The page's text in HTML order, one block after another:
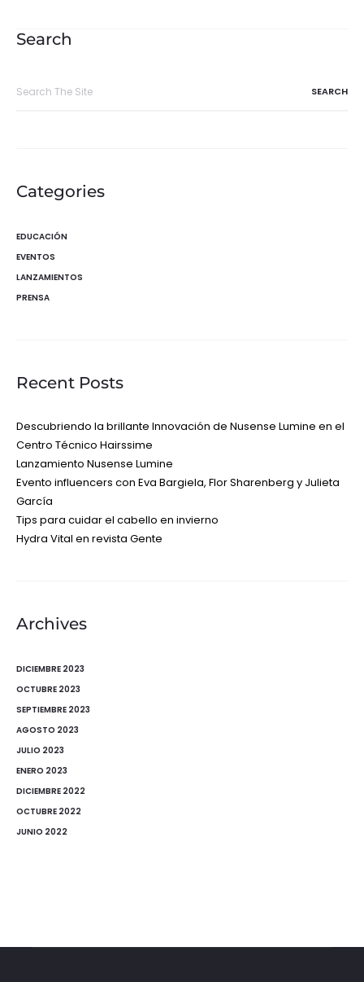
entradas
Search
Categories
EDUCACIÓN
EVENTOS
LANZAMIENTOS
PRENSA
Recent Posts
Descubriendo la brillante Innovación de Nusense Lumine en el
Centro Técnico Hairssime
Lanzamiento Nusense Lumine
Evento influencers con Eva Bargiela, Flor Sharenberg y Julieta
García
Tips para cuidar el cabello en invierno
Hydra Vital en revista Gente
Archives
DICIEMBRE 2023
OCTUBRE 2023
SEPTIEMBRE 2023
AGOSTO 2023
JULIO 2023
ENERO 2023
DICIEMBRE 2022
OCTUBRE 2022
JUNIO 2022